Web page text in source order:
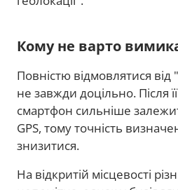
Кому не варто
Повністю відмовлятися від
не завжди доцільно. Після
смартфон сильніше
GPS, тому точність
знизитися.
На відкритій місцевості